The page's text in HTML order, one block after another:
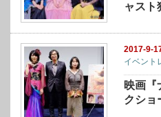
ャスト
2017-9-
イベント
映画『
クショ